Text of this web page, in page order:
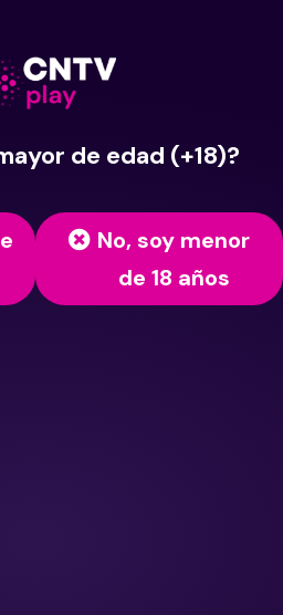
de edad (+18)?
No, soy menor
de 18 años